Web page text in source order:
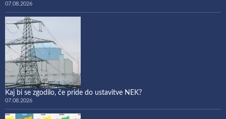
07.08.2026
Kaj bi se zgodilo, če pride do ustavitve NEK?
07.08.2026